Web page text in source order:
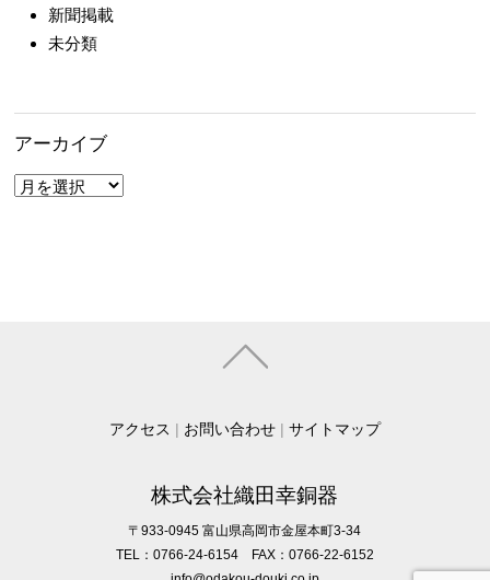
新聞掲載
未分類
アーカイブ
ア
アクセス | お問い合わせ| サイトマップ
株式会社織田幸銅器
〒933-0945 富山県高岡市金屋本町3-34
TEL：0766-24-6154 FAX：0766-22-6152